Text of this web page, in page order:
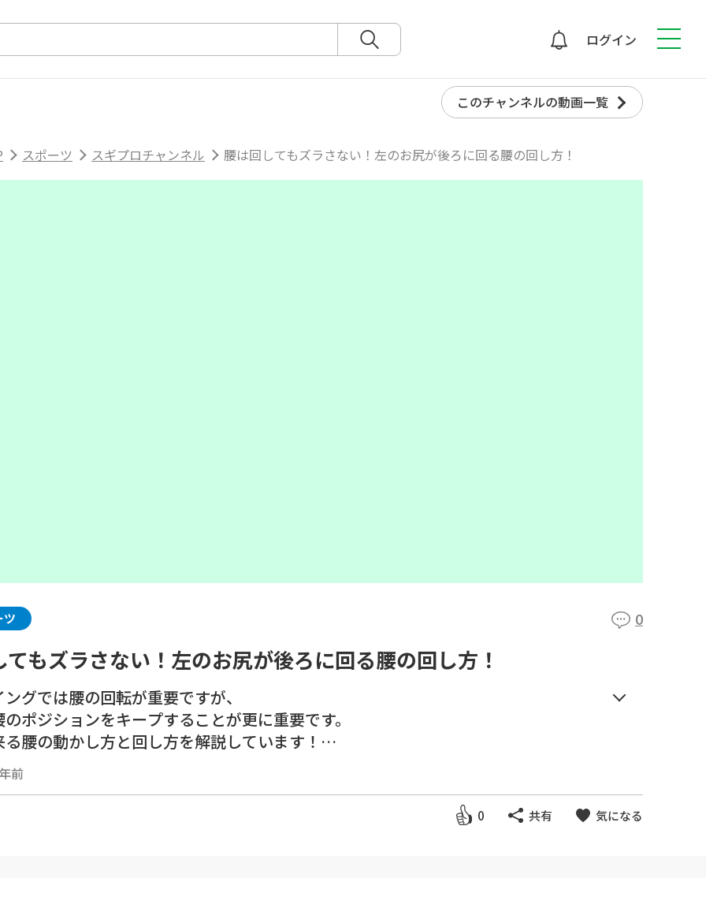
ログイン
このチャンネルの動画一覧
スポーツ スギプロチャンネル 腰は回してもズラさない！左のお尻が後ろに回る腰の回し方！
ツ 0
てもズラさない！左のお尻が後ろに回る腰の回し方！
グでは腰の回転が重要ですが、
ポジションをキープすることが更に重要です。
腰の動かし方と回し方を解説しています！
回し方 ＃ゴルフ腰の回転法 ＃ゴルフスイング腰
前
0 共有 気になる